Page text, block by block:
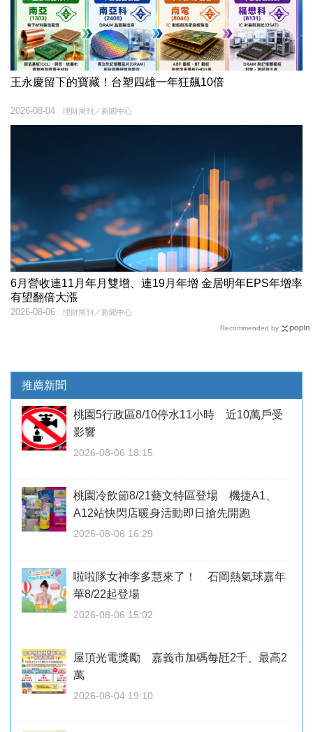
王永慶留下的寶藏！台塑四雄一年狂飆10倍
理財周刊／新聞中心
2026-08-04
6月營收連11月年月雙增、連19月年增 金居明年EPS年增率
有望翻倍大漲
理財周刊／新聞中心
2026-08-06
Recommended by
推薦新聞
桃園5行政區8/10停水11小時 近10萬戶受
影響
2026-08-06 18:15
桃園冷飲節8/21藝文特區登場 機捷A1、
A12站快閃店暖身活動即日搶先開跑
2026-08-06 16:29
啦啦隊女神李多慧來了！ 石岡熱氣球嘉年
華8/22起登場
2026-08-06 15:02
屋頂光電獎勵 嘉義市加碼每瓩2千、最高2
萬
2026-08-04 19:10